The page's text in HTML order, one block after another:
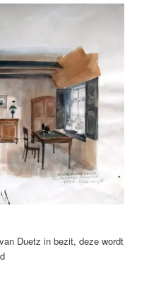
Duetz in bezit, deze wordt